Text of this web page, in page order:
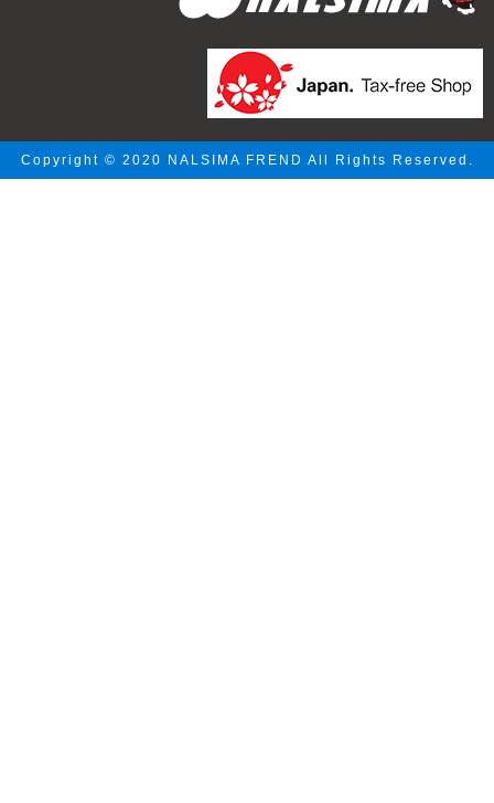
Copyright © 2020 NALSIMA FREND All Rights Reserved.